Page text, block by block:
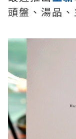
頭盤、湯品、